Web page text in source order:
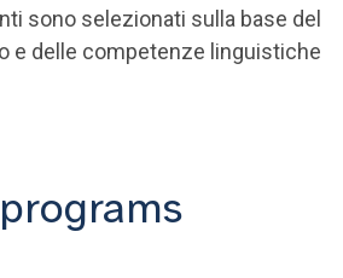
sono selezionati sulla base del
e delle competenze linguistiche